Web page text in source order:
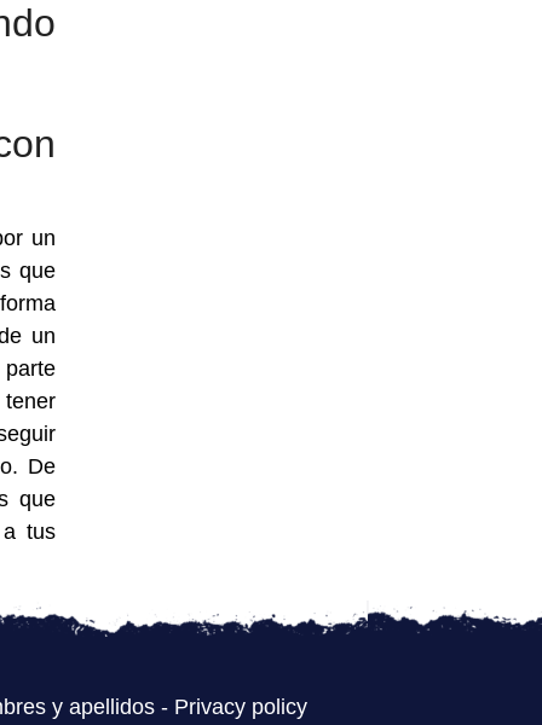
un
que
un
De
que
a tus
y apellidos- Privacy policy